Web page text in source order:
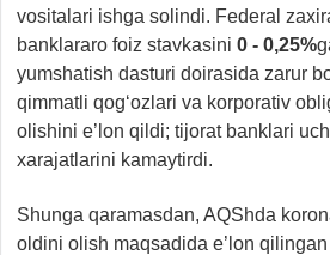
vositalari ishga solindi. Federal
banklararo foiz stavkasini 0 - 0,25%
yumshatish dasturi doirasida zarur
qimmatli qog‘ozlari va korporativ
olishini e’lon qildi; tijorat banklari
xarajatlarini kamaytirdi.
Shunga qaramasdan, AQShda
oldini olish maqsadida e’lon